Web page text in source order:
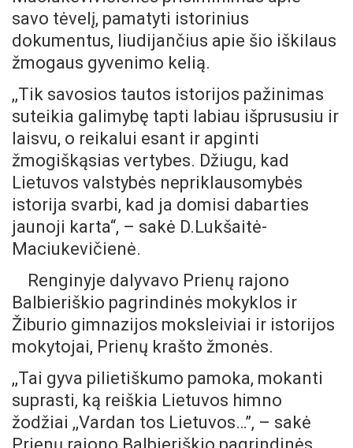
savo tėvelį, pamatyti istorinius
dokumentus, liudijančius apie šio iškilaus
žmogaus gyvenimo kelią.
,,Tik savosios tautos istorijos pažinimas
suteikia galimybę tapti labiau išprususiu ir
laisvu, o reikalui esant ir apginti
žmogiškąsias vertybes. Džiugu, kad
Lietuvos valstybės nepriklausomybės
istorija svarbi, kad ja domisi dabarties
jaunoji karta“, – sakė D.Lukšaitė-
Maciukevičienė.
Renginyje dalyvavo Prienų rajono
Balbieriškio pagrindinės mokyklos ir
Žiburio gimnazijos moksleiviai ir istorijos
mokytojai, Prienų krašto žmonės.
,,Tai gyva pilietiškumo pamoka, mokanti
suprasti, ką reiškia Lietuvos himno
žodžiai ,,Vardan tos Lietuvos…”, – sakė